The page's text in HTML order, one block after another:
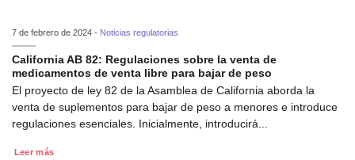
7 de febrero de 2024 - Noticias regulatorias
California AB 82: Regulaciones sobre la venta de
medicamentos de venta libre para bajar de peso
El proyecto de ley 82 de la Asamblea de California aborda la
venta de suplementos para bajar de peso a menores e introduce
regulaciones esenciales. Inicialmente, introducirá...
Leer más